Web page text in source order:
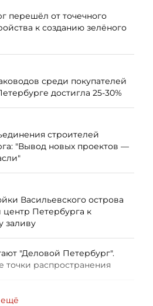
перешёл от точечного
к созданию зелёного
среди покупателей
достигла 25-30%
строителей
"Вывод новых проектов —
Васильевского острова
центр Петербурга к
заливу
"Деловой Петербург".
точки распространения
ещё